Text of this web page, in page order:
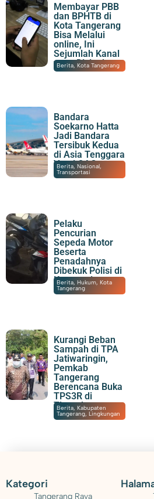
Membayar PBB
dan BPHTB di
Kota Tangerang
Bisa Melalui
online, Ini
Sejumlah Kanal
yang Disiapkan
07/08/2026|21:15
Berita,Kota Tangerang
Bandara
Soekarno Hatta
Jadi Bandara
Tersibuk Kedua
di Asia Tenggara
Versi OAG
07/08/2026|19:23
Berita,Nasional,
Transportasi
Pelaku
Pencurian
Sepeda Motor
Beserta
Penadahnya
Dibekuk Polisi di
Karawaci
07/08/2026|15:55
Berita,Hukum,Kota
Tangerang
Kurangi Beban
Sampah di TPA
Jatiwaringin,
Pemkab
Tangerang
Berencana Buka
TPS3R di
Tigaraksa
06/08/2026|21:51
Berita,Kabupaten
Tangerang,Lingkungan
Kategori
Tangerang Raya